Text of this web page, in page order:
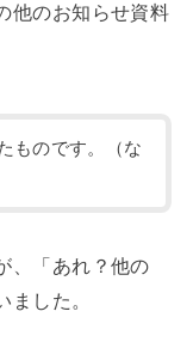
他のお知らせ資料
ものです。（な
、「あれ？他の
した。